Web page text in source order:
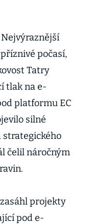
počasí,
Tatry
tlak na e-
platformu EC
silné
čelil náročným
projekty
pod e-